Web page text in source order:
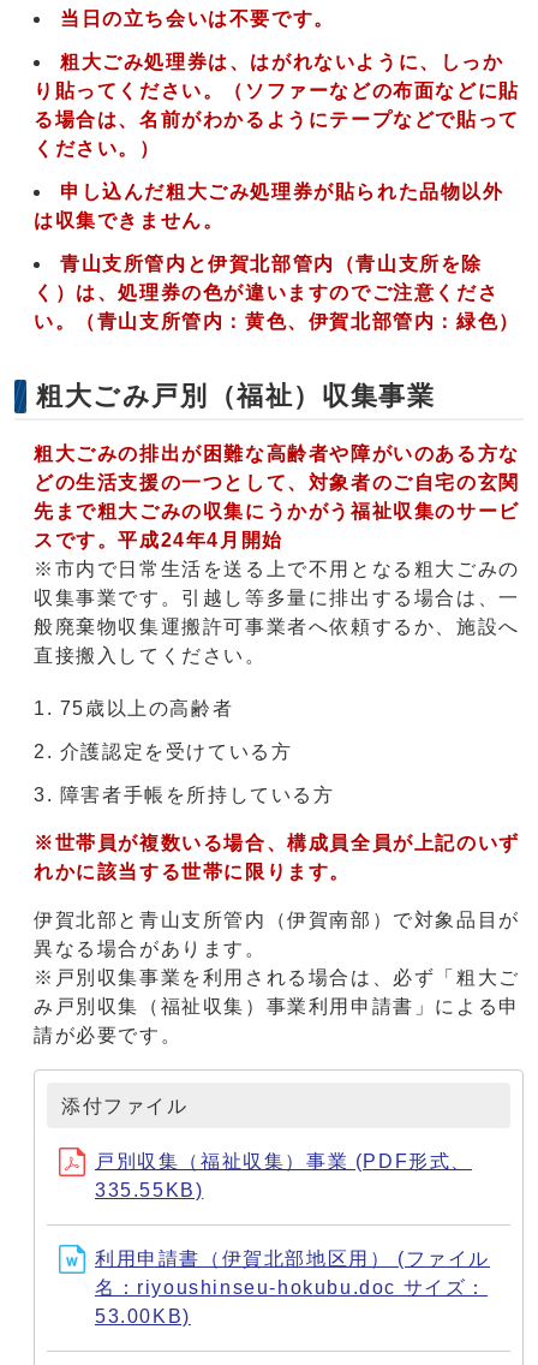
当日の立ち会いは不要です。
粗大ごみ処理券は、はがれないように、しっか
り貼ってください。
（ソファーなどの布面などに貼
る場合は、名前がわかるようにテープなどで貼って
ください。）
申し込んだ粗大ごみ処理券が貼られた品物以外
は収集できません。
青山支所管内と伊賀北部管内（青山支所を除
く）は、処理券の色が違いますのでご注意くださ
い。（青山支所管内：黄色、 伊賀北部管内：緑色）
粗大ごみ戸別（福祉）収集事業
粗大ごみの排出が困難な高齢者や障がいのある方な
どの生活支援の一つとして、対象者のご自宅の玄関
先まで粗大ごみの収集にうかがう福祉収集のサービ
スです。平成24年4月開始
※市内で日常生活を送る上で不用となる粗大ごみの
収集事業です。引越し等多量に排出する場合は、一
般廃棄物収集運搬許可事業者へ依頼するか、施設へ
直接搬入してください。
75歳以上の高齢者
介護認定を受けている方
障害者手帳を所持している方
※世帯員が複数いる場合、構成員全員が上記のいず
れかに該当する世帯に限ります。
伊賀北部と青山支所管内（伊賀南部）で対象品目が
異なる場合があります。
※戸別収集事業を利用される場合は、必ず「粗大ご
み戸別収集（福祉収集）事業利用申請書」による申
請が必要です。
添付ファイル
戸別収集（福祉収集）事業 (PDF形式、
335.55KB)
利用申請書（伊賀北部地区用） (ファイル
名：riyoushinseu-hokubu.doc サイズ：
53.00KB)